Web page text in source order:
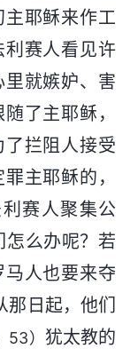
耶稣来作工
利赛人看见许
就嫉妒、害
了主耶稣，
拦阻人接受
主耶稣的，
赛人聚集公
怎么办呢？若
人也要来夺
那日起，他们
53） 犹太教的